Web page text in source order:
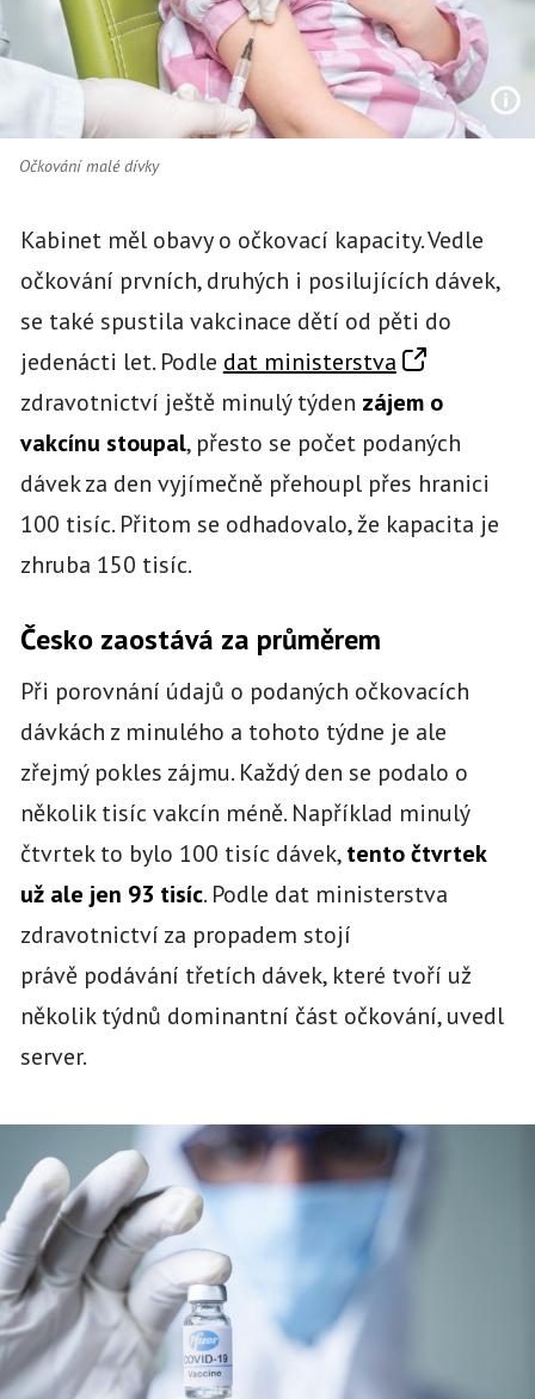
Očkování malé dívky
Kabinet měl obavy o očkovací kapacity. Vedle
očkování prvních, druhých i posilujících dávek,
se také spustila vakcinace dětí od pěti do
jedenácti let. Podle dat ministerstva
zdravotnictví ještě minulý týden zájem o
vakcínu stoupal, přesto se počet podaných
dávek za den vyjímečně přehoupl přes hranici
100 tisíc. Přitom se odhadovalo, že kapacita je
zhruba 150 tisíc.
Česko zaostává za průměrem
Při porovnání údajů o podaných očkovacích
dávkách z minulého a tohoto týdne je ale
zřejmý pokles zájmu. Každý den se podalo o
několik tisíc vakcín méně. Například minulý
čtvrtek to bylo 100 tisíc dávek,tento čtvrtek
už ale jen 93 tisíc. Podle dat ministerstva
zdravotnictví za propadem stojí
právě podávání třetích dávek, které tvoří už
několik týdnů dominantní část očkování, uvedl
server.